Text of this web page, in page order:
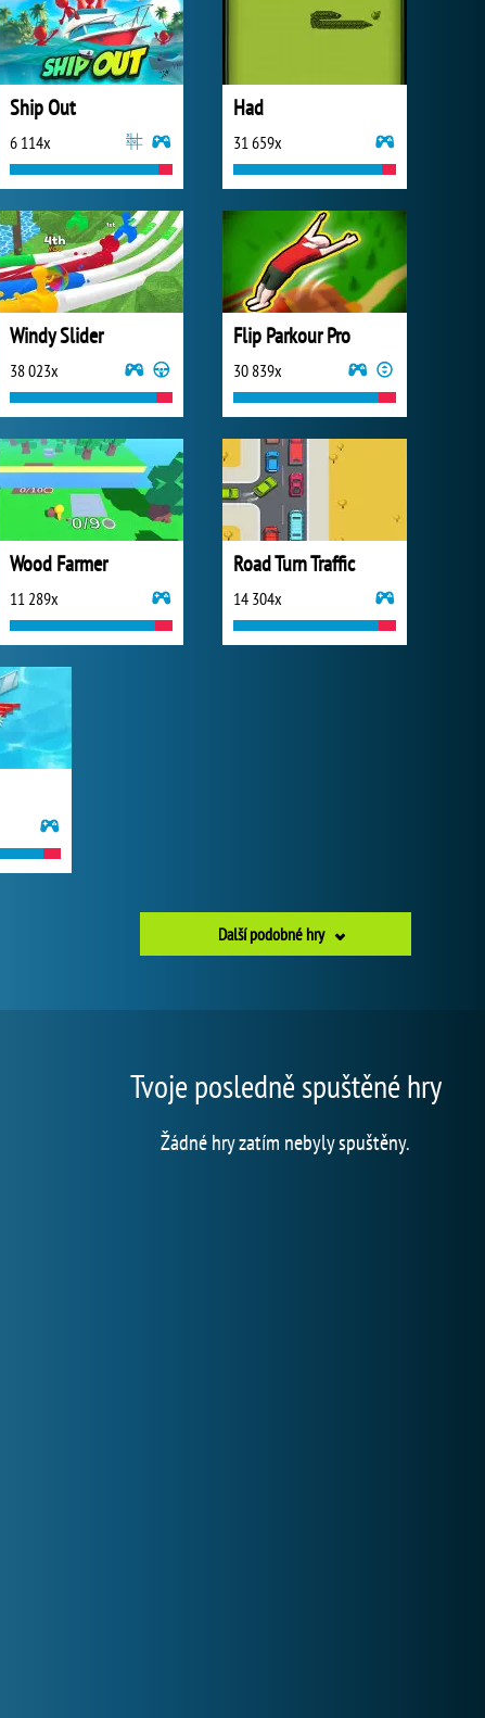
Ship Out
6 114x
Had
31 659x
Windy Slider
38 023x
Flip Parkour Pro
30 839x
Wood Farmer
11 289x
Road Turn Traffic
14 304x
Další podobné hry
Tvoje posledně spuštěné hry
Žádné hry zatím nebyly spuštěny.